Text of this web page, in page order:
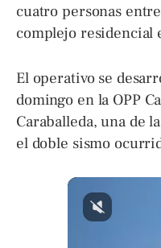
cuatro personas
complejo residencial
El operativo se
domingo en la OPP
Caraballeda, una de
el doble sismo